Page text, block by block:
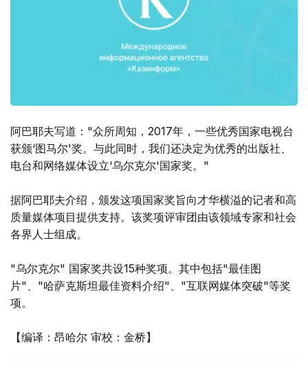
阿巴耶夫写道："众所周知，2017年，一些优秀国家电视台
获颁‘图马尔'奖。与此同时，我们还决定为优秀的出版社、
电台和网络媒体设立‘乌尔克尔'国家奖。"
据阿巴耶夫介绍，颁发这项国家奖旨向才华横溢的记者和高
质量媒体项目提供支持。该奖项评审团由该领域专家和社会
各界人士组成。
"乌尔克尔" 国家奖共设15种奖项。其中包括"最佳图
片"、"哈萨克斯坦最佳资料介绍"、"互联网媒体突破"等奖
项。
【编译：昂哈尔 审校：金桥】